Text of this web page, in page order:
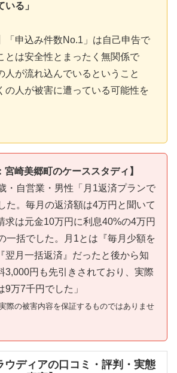
る」
「申込み件数No.1」は自己申告で
とは安全性とまったく無関係で
人が流れ込んでいるということ
の人が被害に遭っている可能性を
崎美郷町のケーススタディ】
・自営業・男性「月1返済プランで
た。毎月の返済額は4万円と聞いて
求は元金10万円に利息40%の4万円
一括でした。月1とは『毎月少額を
翌月一括返済』だったと後から知
3,000円も先引きされており、実際
万7千円でした」
際の被害内容を保証するものではありませ
ウディアの口コミ・評判・実態